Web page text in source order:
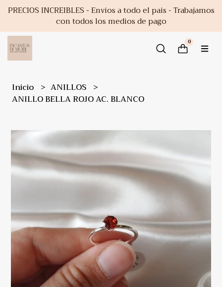
PRECIOS INCREIBLES - Envios a todo el pais - Trabajamos
con todos los medios de pago
0
Inicio
ANILLOS
ANILLO BELLA ROJO AC. BLANCO